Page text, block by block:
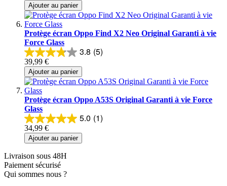
Ajouter au panier
Protège écran Oppo Find X2 Neo Original Garanti à vie
Force Glass
3.8 (5)
39,99 €
Ajouter au panier
Protège écran Oppo A53S Original Garanti à vie Force
Glass
5.0 (1)
34,99 €
Ajouter au panier
Livraison sous 48H
Paiement sécurisé
Qui sommes nous ?